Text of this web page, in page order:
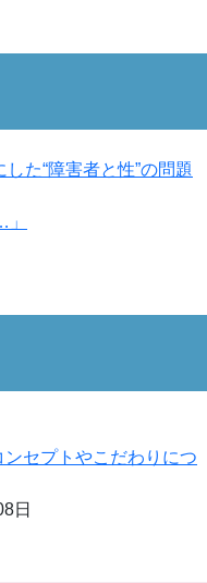
た“障害者と性”の問題
ンセプトやこだわりにつ
日